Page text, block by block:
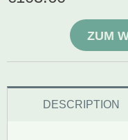
ZUM
DESCRIPTION